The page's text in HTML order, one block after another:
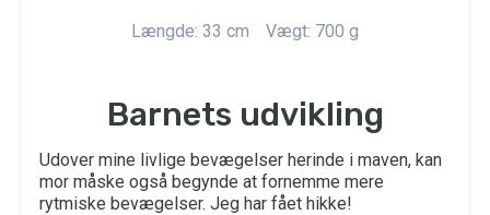
Længde: 33 cm Vægt: 700 g
Barnets udvikling
Udover mine livlige bevægelser herinde i maven, kan
mor måske også begynde at fornemme mere
rytmiske bevægelser. Jeg har fået hikke!